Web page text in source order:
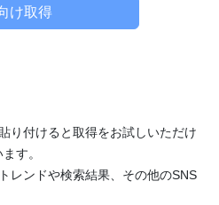
り付けると取得をお試しいただけ
す。
レンドや検索結果、その他のSNS